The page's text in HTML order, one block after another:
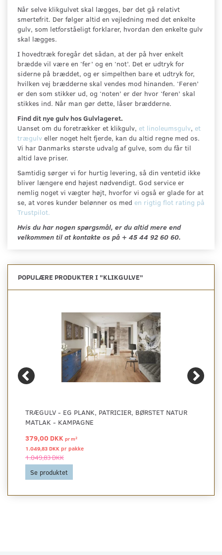
Når selve klikgulvet skal lægges, bør det gå relativt
smertefrit. Der følger altid en vejledning med det enkelte
gulv, som letforståeligt forklarer, hvordan den enkelte gulv
skal lægges.
I hovedtræk foregår det sådan, at der på hver enkelt
brædde vil være en ‘fer’ og en ‘not’. Det er udtryk for
siderne på bræddet, og er simpelthen bare et udtryk for,
hvilken vej brædderne skal vendes mod hinanden. ‘Feren’
er den som stikker ud, og ‘noten’ er der hvor ‘feren’ skal
stikkes ind. Når man gør dette, låser brædderne.
Find dit nye gulv hos Gulvlageret.
Uanset om du foretrækker et klikgulv, et linoleumsgulv, et
trægulv eller noget helt fjerde, kan du altid regne med os.
Vi har Danmarks største udvalg af gulve, som du får til
altid lave priser.
Samtidig sørger vi for hurtig levering, så din ventetid ikke
bliver længere end højest nødvendigt. God service er
nemlig noget vi vægter højt, hvorfor vi også er glade for at
se, at vores kunder belønner os med en rigtig flot rating på
Trustpilot.
Hvis du har nogen spørgsmål, er du altid mere end
velkommen til at kontakte os på + 45 44 92 60 60.
POPULÆRE PRODUKTER I "KLIKGULVE"
TRÆGULV - EG PLANK, PATRICIER, BØRSTET NATUR
MATLAK - KAMPAGNE
379,00 DKK prm2
1.049,83 DKK pr pakke
1.049,83 DKK
Se produktet